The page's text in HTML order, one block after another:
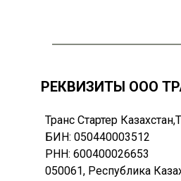
РЕКВИЗИТЫ ООО
Транс Стартер
БИН: 050440003512
РНН: 600400026653
050061, Республика